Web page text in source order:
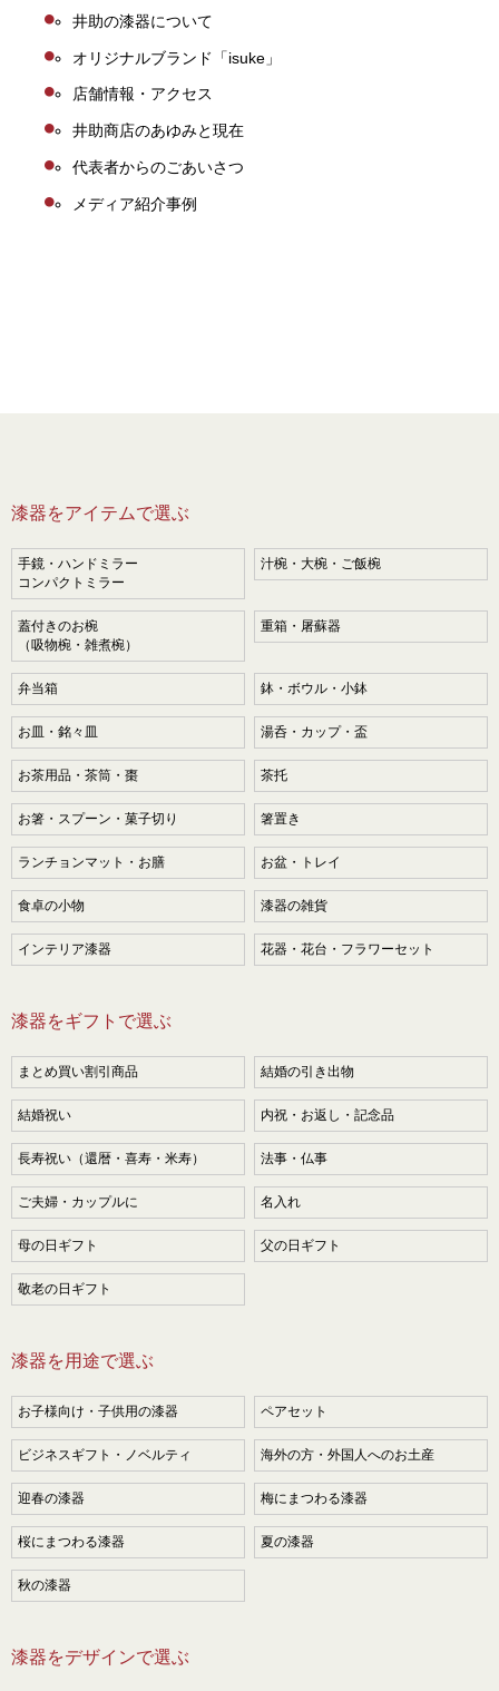
井助の漆器について
オリジナルブランド「isuke」
店舗情報・アクセス
井助商店のあゆみと現在
代表者からのごあいさつ
メディア紹介事例
漆器をアイテムで選ぶ
手鏡・ハンドミラー
コンパクトミラー
汁椀・大椀・ご飯椀
蓋付きのお椀
（吸物椀・雑煮椀）
重箱・屠蘇器
弁当箱 鉢・ボウル・小鉢
お皿・銘々皿 湯呑・カップ・盃
お茶用品・茶筒・棗 茶托
お箸・スプーン・菓子切り 箸置き
ランチョンマット・お膳 お盆・トレイ
食卓の小物 漆器の雑貨
インテリア漆器 花器・花台・フラワーセット
漆器をギフトで選ぶ
まとめ買い割引商品 結婚の引き出物
結婚祝い 内祝・お返し・記念品
長寿祝い（還暦・喜寿・米寿） 法事・仏事
ご夫婦・カップルに 名入れ
母の日ギフト 父の日ギフト
敬老の日ギフト
漆器を用途で選ぶ
お子様向け・子供用の漆器 ペアセット
ビジネスギフト・ノベルティ 海外の方・外国人へのお土産
迎春の漆器 梅にまつわる漆器
桜にまつわる漆器 夏の漆器
秋の漆器
漆器をデザインで選ぶ